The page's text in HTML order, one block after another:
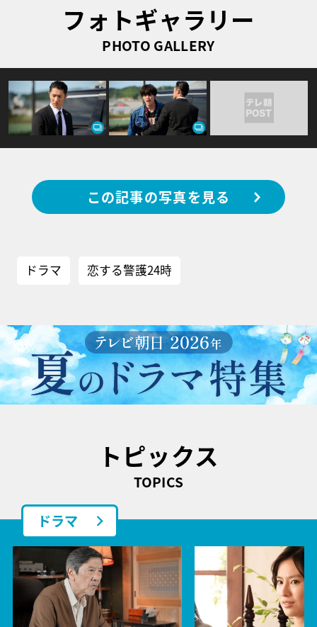
フォトギャラリー
PHOTO GALLERY
この記事の写真を見る
ドラマ 恋する警護24時
トピックス
TOPICS
ドラマ